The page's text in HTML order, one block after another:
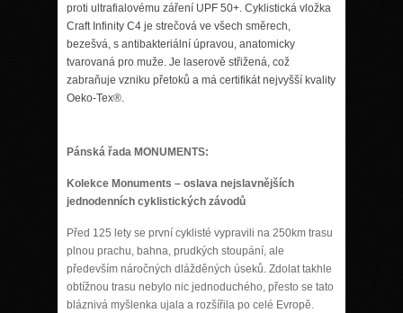
proti ultrafialovému záření UPF 50+. Cyklistická vložka
Craft Infinity C4 je strečová ve všech směrech,
bezešvá, s antibakteriální úpravou, anatomicky
tvarovaná pro muže. Je laserově střižená, což
zabraňuje vzniku přetoků a má certifikát nejvyšší kvality
Oeko-Tex®.
Pánská řada MONUMENTS:
Kolekce Monuments – oslava nejslavnějších
jednodenních cyklistických závodů
Před 125 lety se první cyklisté vypravili na 250km trasu
plnou prachu, bahna, prudkých stoupání, ale
především náročných dlážděných úseků. Zdolat takhle
obtížnou trasu nebylo nic jednoduchého, přesto se tato
bláznivá myšlenka ujala a rozšířila po celé Evropě.